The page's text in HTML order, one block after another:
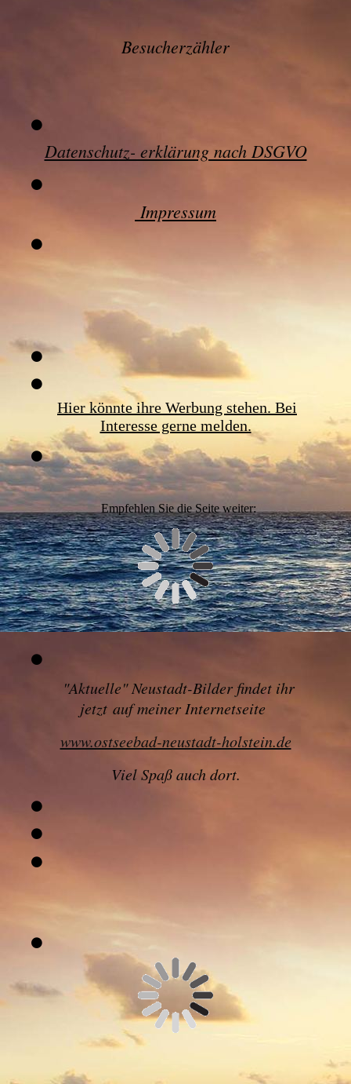
Besucherzähler
Datenschutz- erklärung nach DSGVO
Impressum
Hier könnte ihre Werbung stehen. Bei
Interesse gerne melden.
Empfehlen Sie die Seite weiter:
"Aktuelle" Neustadt-Bilder findet ihr
jetzt auf meiner Internetseite
www.ostseebad-neustadt-holstein.de
Viel Spaß auch dort.